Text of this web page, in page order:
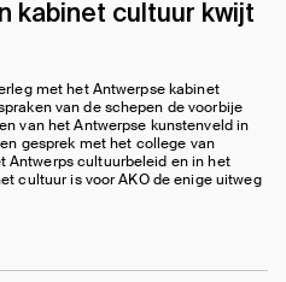
kabinet cultuur kwijt
met het Antwerpse kabinet
van de schepen de voorbije
van het Antwerpse kunstenveld in
gesprek met het college van
Antwerps cultuurbeleid en in het
cultuur is voor AKO de enige uitweg